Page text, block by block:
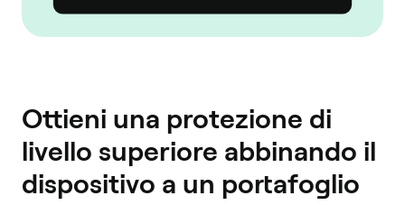
Ottieni una protezione di
livello superiore abbinando il
dispositivo a un portafoglio